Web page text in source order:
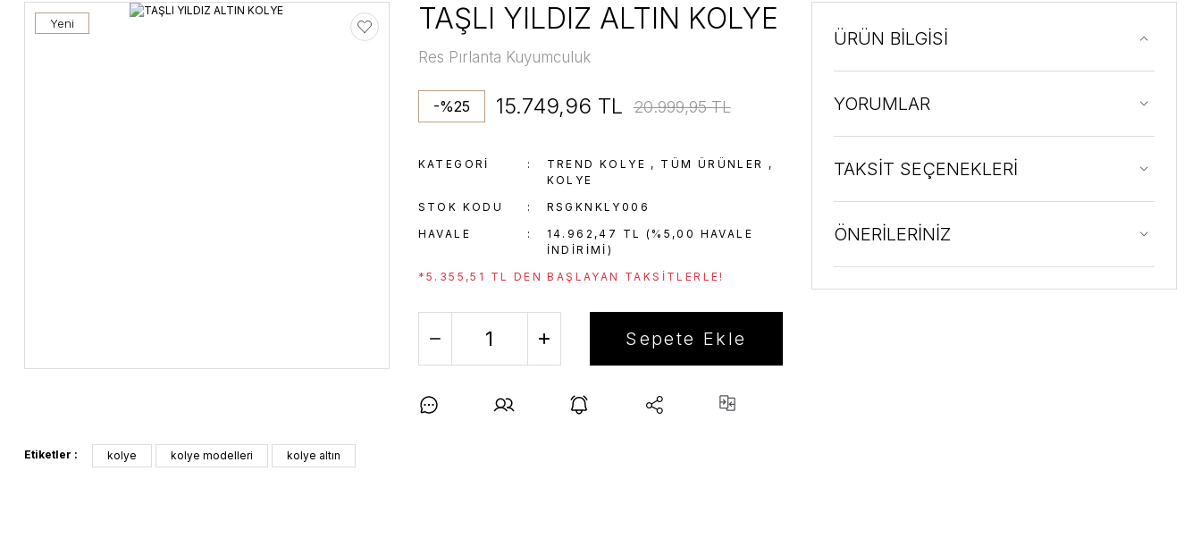
Yeni TAŞLI YILDIZ ALTIN KOLYE
Res Pırlanta Kuyumculuk
-%25 15.749,96 TL 20.999,95 TL
KATEGORI TREND KOLYE , TÜM ÜRÜNLER
,
KOLYE
STOK KODU
RSGKNKLY006
HAVALE
14.962,47 TL (%5,00 HAVALE
INDIRIMI)
*5.355,51 TL DEN BAŞLAYAN TAKSITLERLE!
Sepete Ekle
ÜRÜN BİLGİSİ
YORUMLAR
TAKSİT SEÇENEKLERİ
ÖNERİLERİNİZ
Etiketler : kolye kolye modelleri kolye altın